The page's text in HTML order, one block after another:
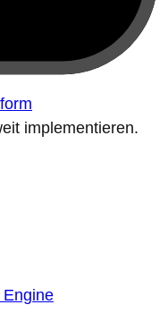
implementieren.